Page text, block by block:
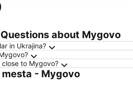
about Mygovo
in Ukrajina?
to Mygovo?
- Mygovo